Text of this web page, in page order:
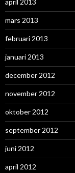
april 2013
mars 2013
februari 2013
januari 2013
december 2012
november 2012
oktober 2012
september 2012
juni 2012
april 2012